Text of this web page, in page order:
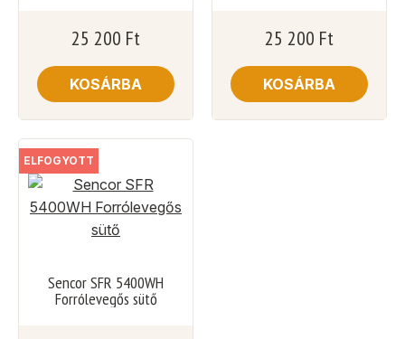
25 200 Ft
KOSÁRBA
25 200 Ft
KOSÁRBA
ELFOGYOTT
Sencor SFR 5400WH
Forrólevegős sütő